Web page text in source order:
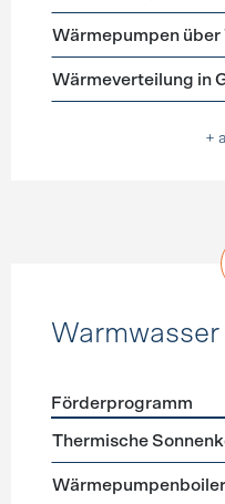
Wärmepumpen über
Wärmeverteilung in
+
Warmwasser
Förderprogramme
Förderprogramm
Thermische
Wärmepumpenboiler